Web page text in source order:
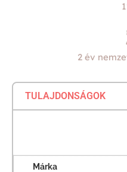
2 év
TULAJDONSÁGOK
Márka